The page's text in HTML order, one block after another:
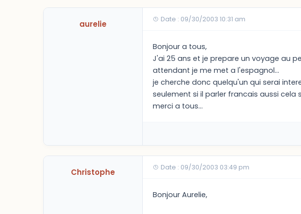
aurelie Date : 09/30/2003 10:31 am
Bonjour a tous,
J'ai 25 ans et je prepare un voyage au
attendant je me met a l'espagnol...
je cherche donc quelqu'un qui serai
seulement si il parler francais aussi cela
merci a tous...
Christophe Date : 09/30/2003 03:49 pm
Bonjour Aurelie,